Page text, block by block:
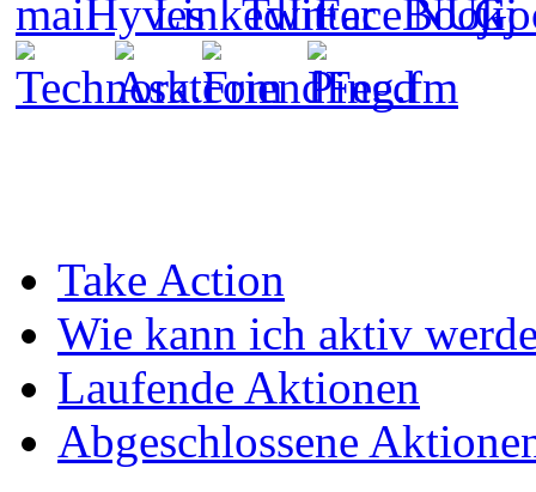
Take Action
Wie kann ich aktiv
Laufende Aktionen
Abgeschlossene